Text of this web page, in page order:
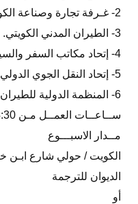
2- غـرفة تجارة وصناعة الكويت.
3- الطيران المدني الكويتي.
4- إتحاد مكاتب السفر والسياحة الكويتية (KTTAA).
5- إتحاد النقل الجوي الدولي (IATA).
6- المنظمة الدولية للطيران المدني (ICAO).
ســاعــات العمــل مـن 8:30 صبـاحــا وحتـى 10 مســاء علـى
مــدار الاسبـــوع
الكويت / حولي شارع ابـن
الديوان للترجمة
أو